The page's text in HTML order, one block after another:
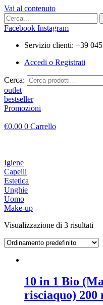
Vai al contenuto
Facebook Instagram
Servizio clienti: +39
Accedi o Registrati
Cerca:
outlet
bestseller
Promozioni
€0.00 0 Carrello
Igiene
Capelli
Estetica
Unghie
Uomo
Make-up
Visualizzazione di 3 risultati
10 in 1 Bio
risciaquo) 200